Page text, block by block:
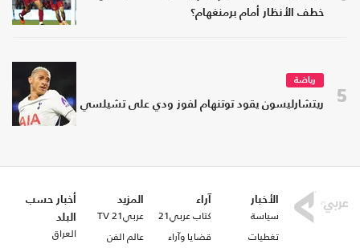
خطف الأنظار أمام برمنغهام؟
5
رياضة
ريتشارليسون يقود توتنهام لفوز ودي على تشيلسي
الأخبار
سياسة
تغطيات
آراء
كتاب عربي21
قضايا وآراء
المزيد
عربي21 TV
عالم الفن
أخبار حسب
البلد
العراق